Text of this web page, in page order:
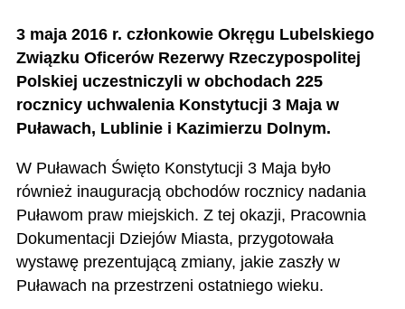
3 maja 2016 r. członkowie Okręgu Lubelskiego
Związku Oficerów Rezerwy Rzeczypospolitej
Polskiej uczestniczyli w obchodach 225
rocznicy uchwalenia Konstytucji 3 Maja w
Puławach, Lublinie i Kazimierzu Dolnym.
W Puławach Święto Konstytucji 3 Maja było
również inauguracją obchodów rocznicy nadania
Puławom praw miejskich. Z tej okazji, Pracownia
Dokumentacji Dziejów Miasta, przygotowała
wystawę prezentującą zmiany, jakie zaszły w
Puławach na przestrzeni ostatniego wieku.